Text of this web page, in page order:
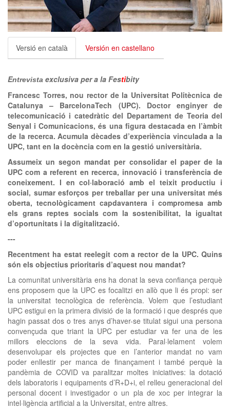
Versió en català Versión en castellano
Entrevista exclusiva per a la Festibity
Francesc Torres, nou rector de la Universitat Politècnica de
Catalunya – BarcelonaTech (UPC). Doctor enginyer de
telecomunicació i catedràtic del Departament de Teoria del
Senyal i Comunicacions, és una figura destacada en l’àmbit
de la recerca. Acumula dècades d’experiència vinculada a la
UPC, tant en la docència com en la gestió universitària.
Assumeix un segon mandat per consolidar el paper de la
UPC com a referent en recerca, innovació i transferència de
coneixement. I en col·laboració amb el teixit productiu i
social, sumar esforços per treballar per una universitat més
oberta, tecnològicament capdavantera i compromesa amb
els grans reptes socials com la sostenibilitat, la igualtat
d’oportunitats i la digitalització.
---
Recentment ha estat reelegit com a rector de la UPC. Quins
són els objectius prioritaris d’aquest nou mandat?
La comunitat universitària ens ha donat la seva confiança perquè
ens proposem que la UPC es focalitzi en allò que li és propi: ser
la universitat tecnològica de referència. Volem que l’estudiant
UPC estigui en la primera divisió de la formació i que després que
hagin passat dos o tres anys d’haver-se titulat sigui una persona
convençuda que triant la UPC per estudiar va fer una de les
millors eleccions de la seva vida. Paral·lelament volem
desenvolupar els projectes que en l’anterior mandat no vam
poder enllestir per manca de finançament i també perquè la
pandèmia de COVID va paralitzar moltes iniciatives: la dotació
dels laboratoris i equipaments d’R+D+i, el relleu generacional del
personal docent i investigador o un pla de xoc per integrar la
intel·ligència artificial a la Universitat, entre altres.